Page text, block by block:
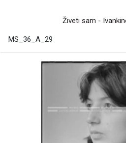
Živeti sam -
MS_36_A_29